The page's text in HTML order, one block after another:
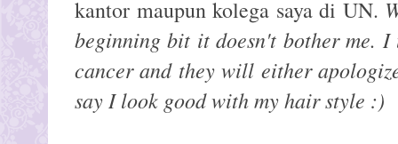
kantor maupun kolega saya di UN.
beginning bit it doesn't bother me.
cancer and they will either
say I look good with my hair style :)